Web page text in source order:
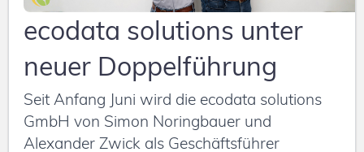
&
Accessories
Imprint
Manuals
ecodata solutions unter
neuer Doppelführung
Seit Anfang Juni wird die ecodata solutions
GmbH von Simon Noringbauer und
Alexander Zwick als Geschäftsführer